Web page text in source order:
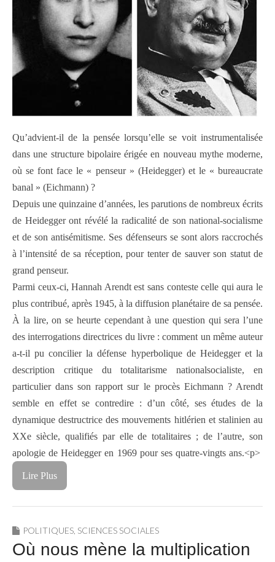
Qu’advient-il de la pensée lorsqu’elle se voit instrumentalisée
dans une structure bipolaire érigée en nouveau mythe moderne,
où se font face le « penseur » (Heidegger) et le « bureaucrate
banal » (Eichmann) ?
Depuis une quinzaine d’années, les parutions de nombreux écrits
de Heidegger ont révélé la radicalité de son national-socialisme
et de son antisémitisme. Ses défenseurs se sont alors raccrochés
à l’intensité de sa réception, pour tenter de sauver son statut de
grand penseur.
Parmi ceux-ci, Hannah Arendt est sans conteste celle qui aura le
plus contribué, après 1945, à la diffusion planétaire de sa pensée.
À la lire, on se heurte cependant à une question qui sera l’une
des interrogations directrices du livre : comment un même auteur
a-t-il pu concilier la défense hyperbolique de Heidegger et la
description critique du totalitarisme nationalsocialiste, en
particulier dans son rapport sur le procès Eichmann ? Arendt
semble en effet se contredire : d’un côté, ses études de la
dynamique destructrice des mouvements hitlérien et stalinien au
XXe siècle, qualifiés par elle de totalitaires ; de l’autre, son
apologie de Heidegger en 1969 pour ses quatre-vingts ans.<p>
Lire Plus
POLITIQUES SCIENCES SOCIALES
Où nous mène la multiplication